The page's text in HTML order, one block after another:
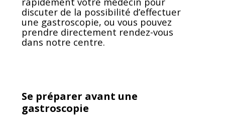
discuter de la possibilité d’effectuer
une gastroscopie, ou vous pouvez
prendre directement rendez-vous
dans notre centre.
Se préparer avant une
gastroscopie